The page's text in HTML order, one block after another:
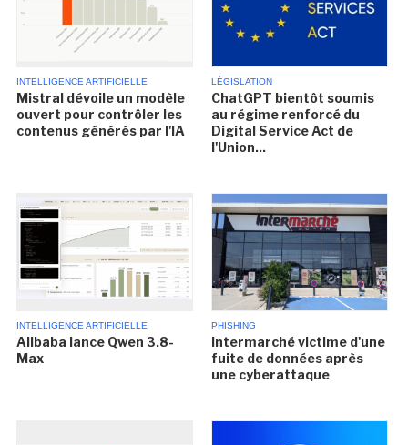
INTELLIGENCE ARTIFICIELLE
Mistral dévoile un modèle
ouvert pour contrôler les
contenus générés par l'IA
LÉGISLATION
ChatGPT bientôt soumis
au régime renforcé du
Digital Service Act de
l'Union...
INTELLIGENCE ARTIFICIELLE
Alibaba lance Qwen 3.8-
Max
PHISHING
Intermarché victime d'une
fuite de données après
une cyberattaque